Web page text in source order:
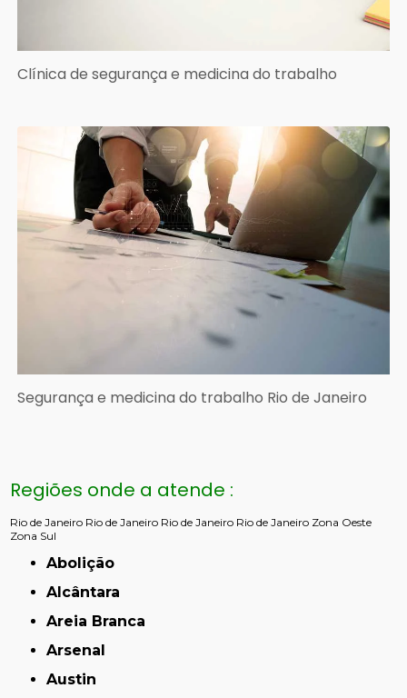
Clínica de segurança e medicina do trabalho
Segurança e medicina do trabalho Rio de Janeiro
Regiões onde a atende :
Rio de Janeiro Rio de Janeiro Rio de Janeiro Rio de Janeiro Zona Oeste
Zona Sul
Abolição
Alcântara
Areia Branca
Arsenal
Austin